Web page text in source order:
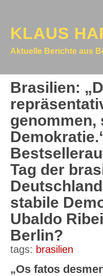
KLAUS
Aktuelle Berichte aus
Brasilien:
genommen,
Tag der
stabile
Ubaldo
Berlin?
tags: brasilien
„Os fatos